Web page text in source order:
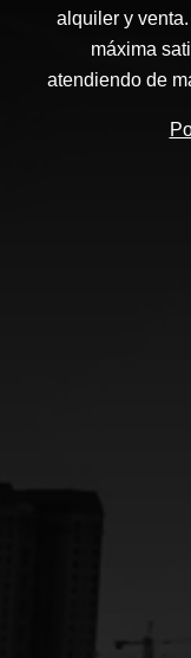
alquiler y
máxima
atendiendo de